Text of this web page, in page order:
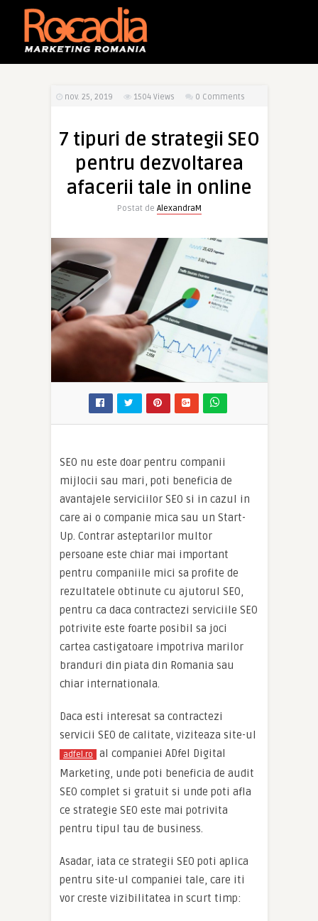
nov. 25, 2019 1504 Views 0 Comments
7 tipuri de strategii SEO
pentru dezvoltarea
afacerii tale in online
Postat de AlexandraM
SEO nu este doar pentru companii
mijlocii sau mari, poti beneficia de
avantajele serviciilor SEO si in cazul in
care ai o companie mica sau un Start-
Up. Contrar asteptarilor multor
persoane este chiar mai important
pentru companiile mici sa profite de
rezultatele obtinute cu ajutorul SEO,
pentru ca daca contractezi serviciile SEO
potrivite este foarte posibil sa joci
cartea castigatoare impotriva marilor
branduri din piata din Romania sau
chiar internationala.
Daca esti interesat sa contractezi
servicii SEO de calitate, viziteaza site-ul
adfel.ro
al companiei ADfel Digital
Marketing, unde poti beneficia de audit
SEO complet si gratuit si unde poti afla
ce strategie SEO este mai potrivita
pentru tipul tau de business.
Asadar, iata ce strategii SEO poti aplica
pentru site-ul companiei tale, care iti
vor creste vizibilitatea in scurt timp: